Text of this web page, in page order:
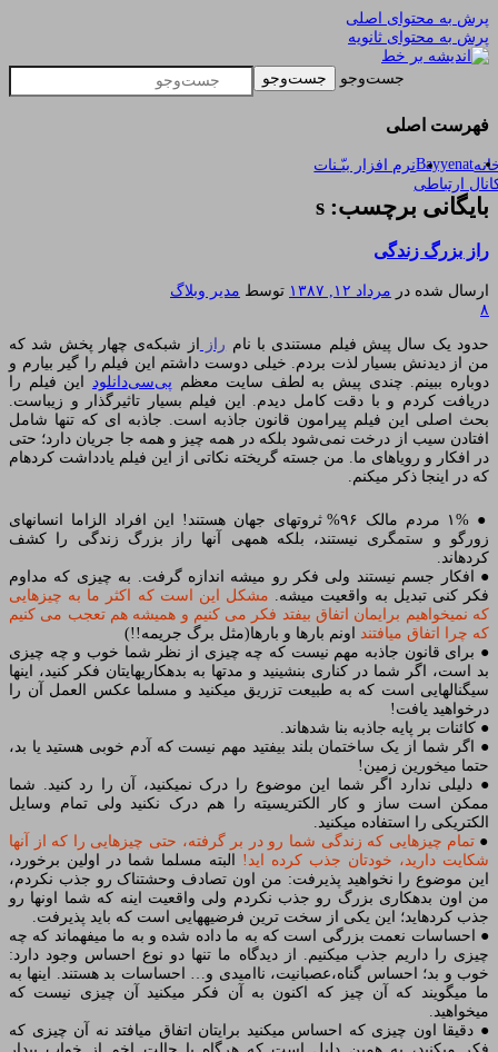
پرش به محتوای اصلی
پرش به محتوای ثانویه
اندیشه بر خط
یادداشتهای یک معلم در باب زندگی، اخلاق، اخبار،
علم و سیاست
جست‌وجو
فهرست اصلی
Bayyenatنرم افزار بیّـنات
ارتباطی
بایگانی برچسب: s
راز بزرگ زندگی
ارسال شده در مرداد ۱۲, ۱۳۸۷ توسط مدیر وبلاگ
۸
حدود یک سال پیش فیلم مستندی با نام راز از شبکه‌‏ی چهار پخش شد که
من از دیدنش بسیار لذت بردم. خیلی دوست داشتم این فیلم را گیر بیارم و
دوباره ببینم. چندی پیش به لطف سایت معظم پی‏‌سی‌‏دانلود
این فیلم را
دریافت کردم و با دقت کامل دیدم. این فیلم بسیار تاثیرگذار و زیباست.
بحث اصلی این فیلم پیرامون قانون جاذبه است. جاذبه‏ ای که تنها شامل
افتادن سیب از درخت نمی‏‌شود بلکه در همه چیز و همه جا جریان دارد؛ حتی
در افکار و رویاهای ما. من جسته گریخته نکاتی از این فیلم یادداشت کرده‏ام
که در اینجا ذکر می‏کنم.
● ۱% مردم مالک ۹۶% ثروتهای جهان هستند! این افراد الزاما انسانهای
زورگو و ستمگری نیستند، بلکه همه‏ی آنها راز بزرگ زندگی را کشف
کرده‏اند.
● افکار جسم نیستند ولی فکر رو میشه اندازه گرفت. به چیزی که مداوم
فکر کنی تبدیل به واقعیت میشه. مشکل این است که اکثر ما به چیزهایی
که نمی‏خواهیم برایمان اتفاق بیفتد فکر می کنیم و همیشه هم تعجب می کنیم
که چرا اتفاق می‏افتند اونم بارها و بارها(مثل برگ جریمه!!)
● برای قانون جاذبه مهم نیست که چه چیزی از نظر شما خوب و چه چیزی
بد است، اگر شما در کناری بنشینید و مدتها به بدهکاریهایتان فکر کنید، اینها
سیگنالهایی است که به طبیعت تزریق می‏کنید و مسلما عکس العمل آن را
درخواهید یافت!
● کائنات بر پایه جاذبه بنا شده‏اند.
● اگر شما از یک ساختمان بلند بیفتید مهم نیست که آدم خوبی هستید یا بد،
حتما می‏خورین زمین!
● دلیلی ندارد اگر شما این موضوع را درک نمی‏کنید، آن را رد کنید. شما
ممکن است ساز و کار الکتریسیته را هم درک نکنید ولی تمام وسایل
الکتریکی را استفاده می‏کنید.
●تمام چیزهایی که زندگی شما رو در بر گرفته، حتی چیزهایی را که از آنها
شکایت دارید، خودتان جذب کرده ‏اید! البته مسلما شما در اولین برخورد،
این موضوع را نخواهید پذیرفت: من اون تصادف وحشتناک رو جذب نکردم،
من اون بدهکاری بزرگ رو جذب نکردم ولی واقعیت اینه که شما اونها رو
جذب کرده‏اید؛ این یکی از سخت ترین فرضیه‏هایی است که باید پذیرفت.
● احساسات نعمت بزرگی است که به ما داده شده و به ما می‏فهماند که چه
چیزی را داریم جذب می‏کنیم. از دیدگاه ما تنها دو نوع احساس وجود دارد:
خوب و بد؛ احساس گناه،عصبانیت، ناامیدی و… احساسات بد هستند. اینها به
ما می‏گویند که آن چیز که اکنون به آن فکر می‏کنید آن چیزی نیست که
می‏خواهید.
● دقیقا اون چیزی که احساس می‏کنید برایتان اتفاق می‏افتد نه آن چیزی که